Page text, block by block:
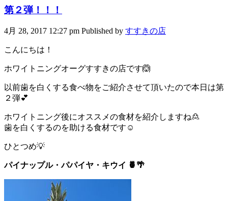
第２弾！！！
4月 28, 2017 12:27 pm Published by すすきの店
こんにちは！
ホワイトニングオーグすすきの店です🙆
以前歯を白くする食べ物をご紹介させて頂いたので本日は第
２弾💕
ホワイトニング後にオススメの食材を紹介しますね🙎
歯を白くするのを助ける食材です☺️
ひとつめ💡
パイナップル・パパイヤ・キウイ 🍍🌴